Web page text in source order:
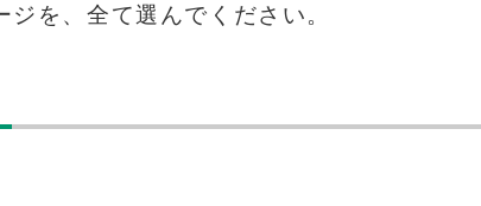
を、全て選んでください。